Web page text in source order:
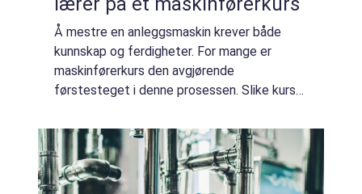
Å mestre en anleggsmaskin krever både
kunnskap og ferdigheter. For mange er
maskinførerkurs den avgjørende
førstesteget i denne prosessen. Slike kurs
n&oslas...